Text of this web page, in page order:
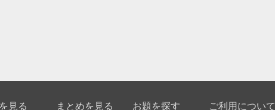
見る まとめを見る お題を探す ご利用について